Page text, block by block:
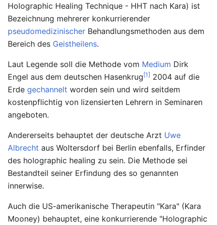
Holographic Healing Technique - HHT nach Kara) ist
Bezeichnung mehrerer konkurrierender
pseudomedizinischer Behandlungsmethoden aus dem
Bereich des Geistheilens.
Laut Legende soll die Methode vom Medium Dirk
Engel aus dem deutschen Hasenkrug[1] 2004 auf die
Erde gechannelt worden sein und wird seitdem
kostenpflichtig von lizensierten Lehrern in Seminaren
angeboten.
Andererseits behauptet der deutsche Arzt Uwe
Albrecht aus Woltersdorf bei Berlin ebenfalls, Erfinder
des holographic healing zu sein. Die Methode sei
Bestandteil seiner Erfindung des so genannten
innerwise.
Auch die US-amerikanische Therapeutin "Kara" (Kara
Mooney) behauptet, eine konkurrierende "Holographic